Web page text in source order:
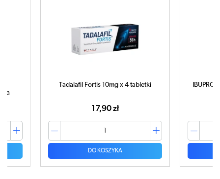
Tadalafil Fortis 10mg x 4 tabletki
17,90 zł
DO KOSZYKA